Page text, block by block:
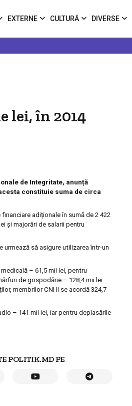
EXTERNE CULTURĂ DIVERSE
lei, în 2014
de Integritate, anunță
constituie suma de circa
adiționale în sumă de 2 422
și majorări de salarii pentru
să asigure utilizarea într-un
– 61,5 mii lei, pentru
de gospodărie – 128,4 mii lei.
membrilor CNI li se acordă 324,7
– 141 mii lei, iar pentru deplasările
POLITIK.MD PE